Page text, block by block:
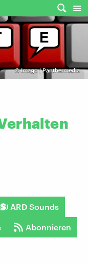
©Imago | Panthermedia
ARD Sounds
Abonnieren